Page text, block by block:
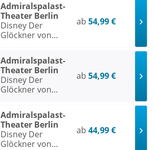
Admiralspalast-
Theater Berlin
Disney Der
Glöckner von
ab 54,99 €
Admiralspalast-
Theater Berlin
Disney Der
Glöckner von
ab 54,99 €
Admiralspalast-
Theater Berlin
Disney Der
Glöckner von
ab 44,99 €